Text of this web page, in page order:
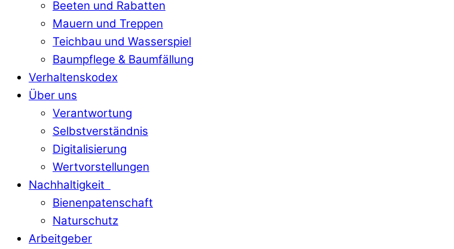
Beeten und Rabatten
Mauern und Treppen
Teichbau und Wasserspiel
Baumpflege & Baumfällung
Verhaltenskodex
Über uns
Verantwortung
Selbstverständnis
Digitalisierung
Wertvorstellungen
Nachhaltigkeit
Bienenpatenschaft
Naturschutz
Arbeitgeber